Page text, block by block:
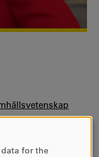
for the